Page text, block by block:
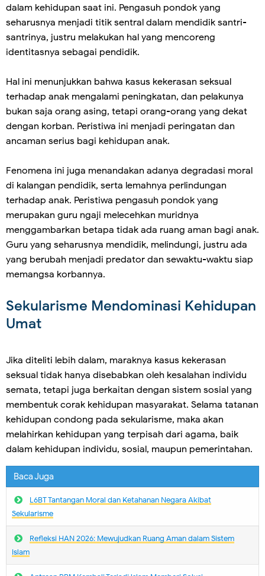
dalam kehidupan saat ini. Pengasuh pondok yang
seharusnya menjadi titik sentral dalam mendidik santri-
santrinya, justru melakukan hal yang mencoreng
identitasnya sebagai pendidik.
Hal ini menunjukkan bahwa kasus kekerasan seksual
terhadap anak mengalami peningkatan, dan pelakunya
bukan saja orang asing, tetapi orang-orang yang dekat
dengan korban. Peristiwa ini menjadi peringatan dan
ancaman serius bagi kehidupan anak.
Fenomena ini juga menandakan adanya degradasi moral
di kalangan pendidik, serta lemahnya perlindungan
terhadap anak. Peristiwa pengasuh pondok yang
merupakan guru ngaji melecehkan muridnya
menggambarkan betapa tidak ada ruang aman bagi anak.
Guru yang seharusnya mendidik, melindungi, justru ada
yang berubah menjadi predator dan sewaktu-waktu siap
memangsa korbannya.
Sekularisme Mendominasi Kehidupan
Umat
Jika diteliti lebih dalam, maraknya kasus kekerasan
seksual tidak hanya disebabkan oleh kesalahan individu
semata, tetapi juga berkaitan dengan sistem sosial yang
membentuk corak kehidupan masyarakat. Selama tatanan
kehidupan condong pada sekularisme, maka akan
melahirkan kehidupan yang terpisah dari agama, baik
dalam kehidupan individu, sosial, maupun pemerintahan.
Baca Juga
L6BT Tantangan Moral dan Ketahanan Negara Akibat
Sekularisme
Refleksi HAN 2026: Mewujudkan Ruang Aman dalam Sistem
Islam